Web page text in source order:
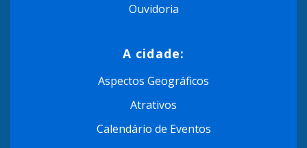
Ouvidoria
A cidade:
Aspectos Geográficos
Atrativos
Calendário de Eventos